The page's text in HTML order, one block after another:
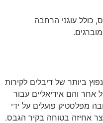
כולל עוגני הרחבה
ביותר של דיבלים לקירות
אחר והם אידיאליים עבור
מפלסטיק פועלים על ידי
אחיזה בטוחה בקיר הגבס.